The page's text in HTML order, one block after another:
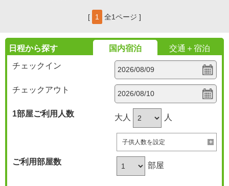
[ 1 全1ページ ]
日程から探す 国内宿泊
交通＋宿泊
チェックイン
チェックアウト
1部屋ご利用人数 大人 人
子供人数を設定
ご利用部屋数 部屋